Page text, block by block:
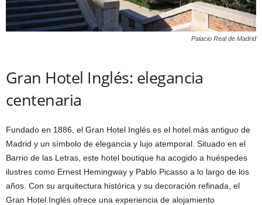
Palacio Real de Madrid
Gran Hotel Inglés: elegancia
centenaria
Fundado en 1886, el Gran Hotel Inglés es el hotel más antiguo de
Madrid y un símbolo de elegancia y lujo atemporal. Situado en el
Barrio de las Letras, este hotel boutique ha acogido a huéspedes
ilustres como Ernest Hemingway y Pablo Picasso a lo largo de los
años. Con su arquitectura histórica y su decoración refinada, el
Gran Hotel Inglés ofrece una experiencia de alojamiento